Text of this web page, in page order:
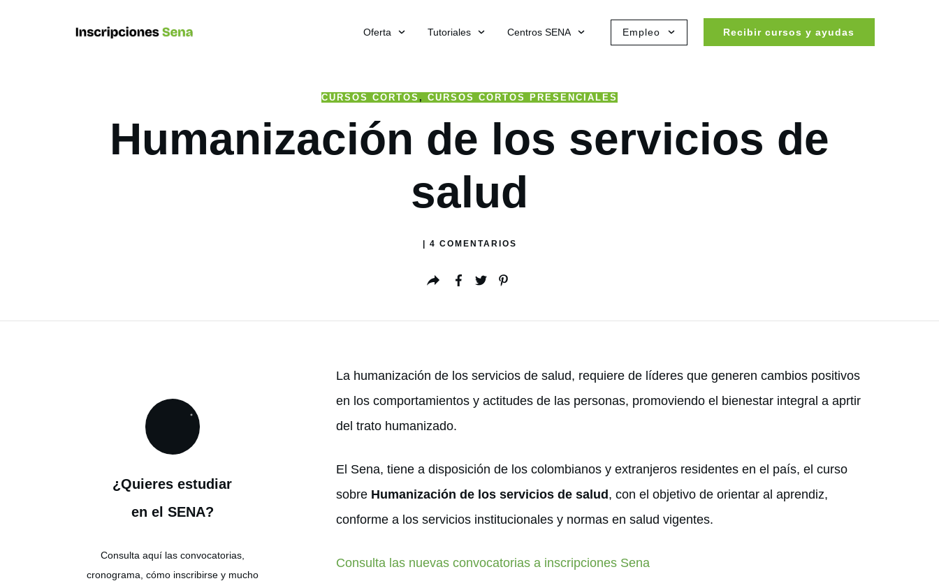
Oferta Tutoriales Centros SENA Empleo Recibir cursos y ayudas
CURSOS CORTOS , CURSOS CORTOS PRESENCIALES
Humanización de los servicios de
salud
4 COMENTARIOS
La humanización de los servicios de salud, requiere de líderes que generen cambios positivos
en los comportamientos y actitudes de las personas, promoviendo el bienestar integral a aprtir
del trato humanizado.
El Sena, tiene a disposición de los colombianos y extranjeros residentes en el país, el curso
sobre Humanización de los servicios de salud , con el objetivo de orientar al aprendiz,
conforme a los servicios institucionales y normas en salud vigentes.
Consulta las nuevas convocatorias a inscripciones Sena
¿Quieres estudiar
en el SENA?
Consulta aquí las convocatorias,
cronograma, cómo inscribirse y mucho